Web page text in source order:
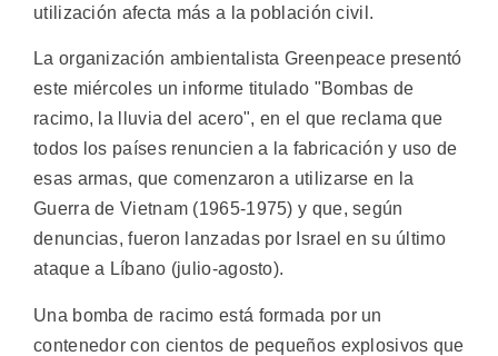
utilización afecta más a la población civil.
La organización ambientalista Greenpeace presentó
este miércoles un informe titulado "Bombas de
racimo, la lluvia del acero", en el que reclama que
todos los países renuncien a la fabricación y uso de
esas armas, que comenzaron a utilizarse en la
Guerra de Vietnam (1965-1975) y que, según
denuncias, fueron lanzadas por Israel en su último
ataque a Líbano (julio-agosto).
Una bomba de racimo está formada por un
contenedor con cientos de pequeños explosivos que